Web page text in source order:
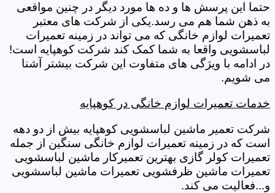
حتما این پرسش ها و ده ها مورد دیگر در چنین مواقعی
به ذهن شما هم می رسد.یکی از شرکت های معتبر
تعمیرات لوازم خانگی که می تواند در زمینه تعمیرات
لباسشویی واقعا به شما کمک کند شرکت کوهپایه است!
در ادامه با ویژگی های متفاوت این شرکت بیشتر آشنا
می شویم.
خدمات تعمیرات لوازم خانگی در کوهپایه
شرکت تعمیر ماشین لباسشویی کوهپایه بیش از دو دهه
است که در زمینه تعمیرات لوازم خانگی سنگین از جمله
تعمیرات کولر گازی بهترین تعمیرکار ماشین لباسشویی
تعمیرات ماشین ظرفشویی تعمیرات ماشین لباسشویی
و...فعالیت می کند.